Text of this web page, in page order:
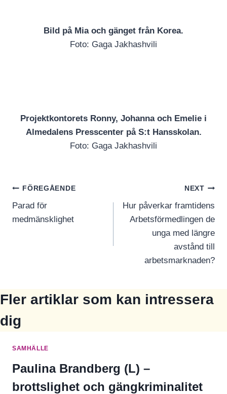
Bild på Mia och gänget från Korea.
Foto: Gaga Jakhashvili
Projektkontorets Ronny, Johanna och Emelie i
Almedalens Presscenter på S:t Hansskolan.
Foto: Gaga Jakhashvili
Inläggsnavigering
FÖREGÅENDE
Parad för
medmänsklighet
NEXT
Hur påverkar framtidens
Arbetsförmedlingen de
unga med längre
avstånd till
arbetsmarknaden?
Fler artiklar som kan intressera
dig
SAMHÄLLE
Paulina Brandberg (L) –
brottslighet och gängkriminalitet